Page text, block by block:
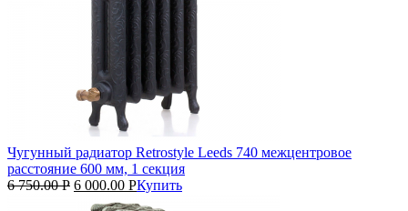
Чугунный радиатор Retrostyle Leeds 740 межцентровое
расстояние 600 мм, 1 секция
6 750.00Р 6 000.00 РКупить